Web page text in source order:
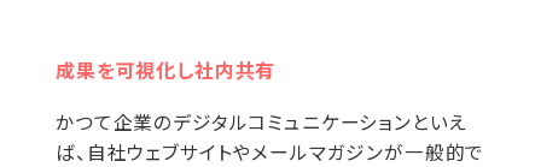
成果を可視化し社内共有
かつて企業のデジタルコミュニケーションといえ
ば、自社ウェブサイトやメールマガジンが一般的で